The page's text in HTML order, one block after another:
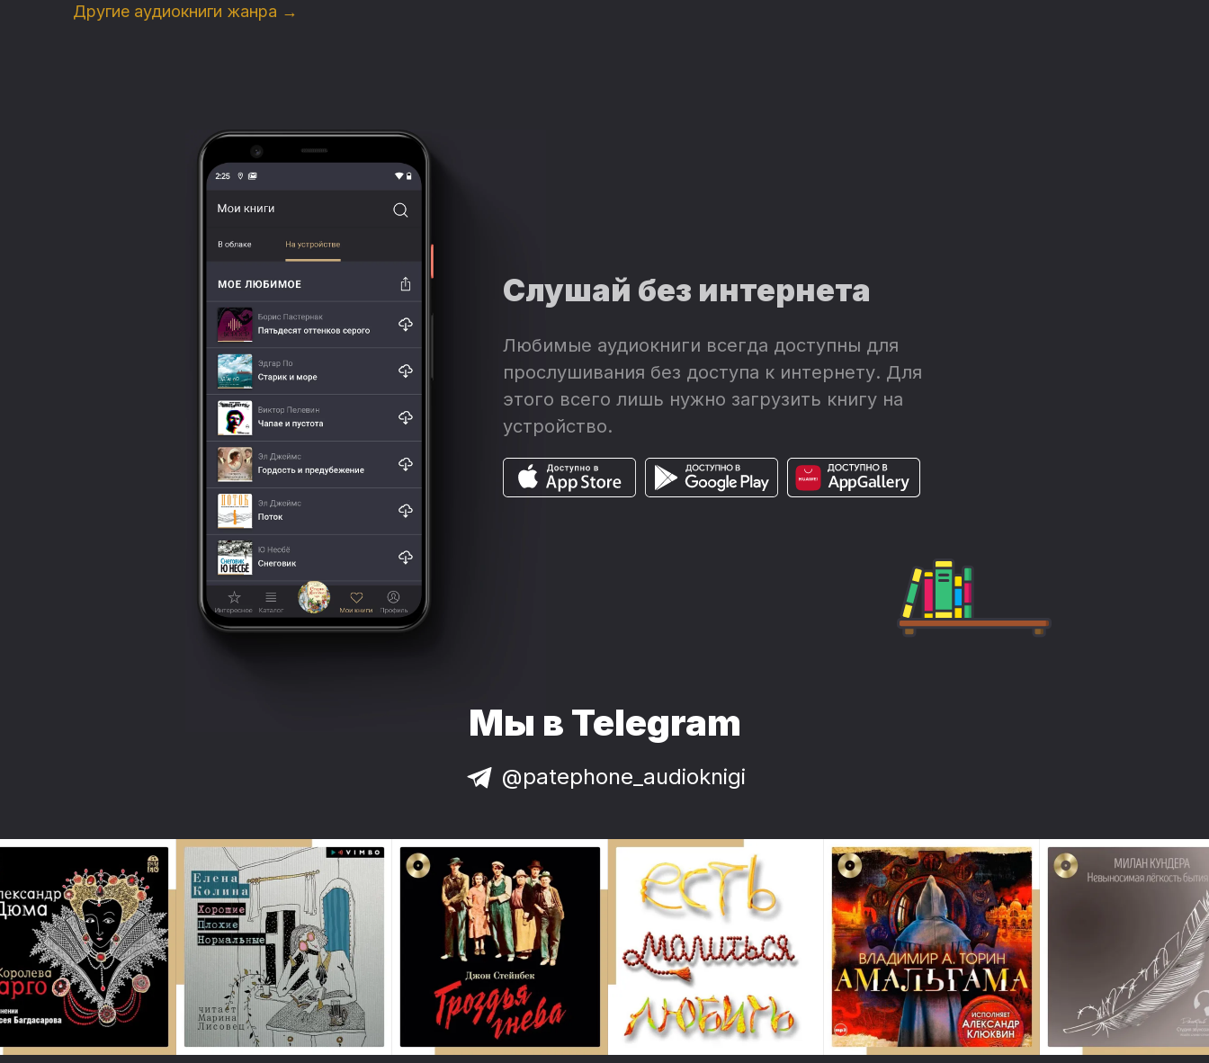
Другие аудиокниги жанра →
Слушай без интернета
Любимые аудиокниги всегда доступны для
прослушивания без доступа к интернету. Для
этого всего лишь нужно загрузить книгу на
устройство.
Мы в Telegram
@patephone_audioknigi